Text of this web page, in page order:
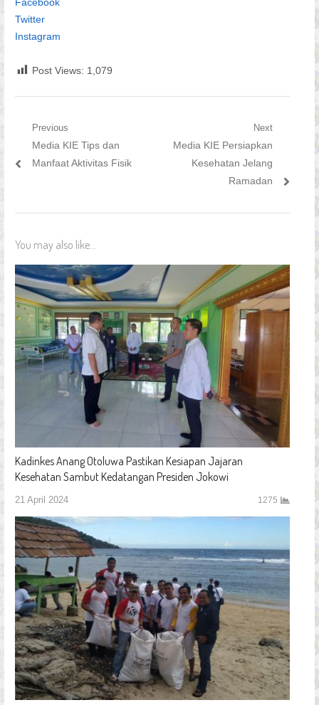
Twitter
Instagram
Post Views: 1,079
Navigasi
pos
Previous
Previous
post:
Media KIE Tips dan
Manfaat Aktivitas Fisik
Next
Next
post:
Media KIE Persiapkan
Kesehatan Jelang
Ramadan
You may also like...
Kadinkes Anang Otoluwa Pastikan Kesiapan Jajaran
Kesehatan Sambut Kedatangan Presiden Jokowi
21 April 2024 1275